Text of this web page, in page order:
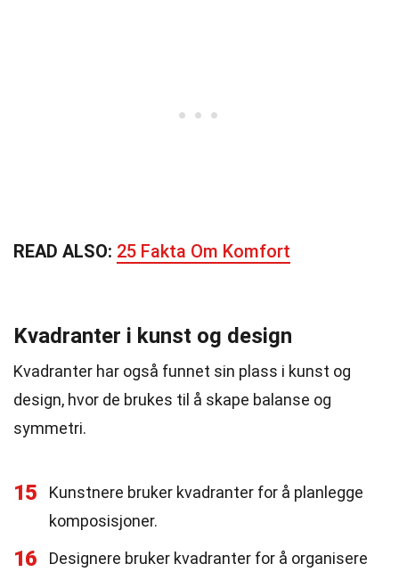
READ ALSO: 25 Fakta Om Komfort
Kvadranter i kunst og design
Kvadranter har også funnet sin plass i kunst og
design, hvor de brukes til å skape balanse og
symmetri.
15
Kunstnere bruker kvadranter for å planlegge
komposisjoner.
16
Designere bruker kvadranter for å organisere